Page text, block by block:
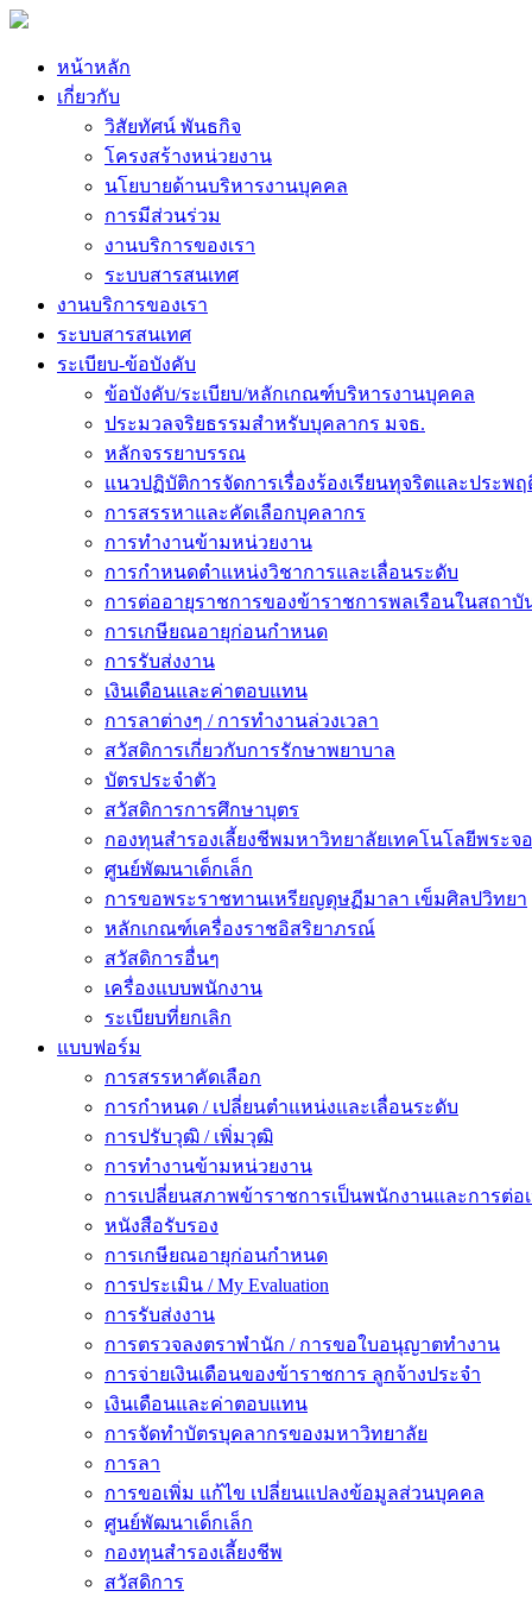
หน้าหลัก
เกี่ยวกับ
วิสัยทัศน์ พันธกิจ
โครงสร้างหน่วยงาน
นโยบายด้านบริหารงานบุคคล
การมีส่วนร่วม
งานบริการของเรา
ระบบสารสนเทศ
งานบริการของเรา
ระบบสารสนเทศ
ระเบียบ-ข้อบังคับ
ข้อบังคับ/ระเบียบ/หลักเกณฑ์บริหารงานบุคคล
ประมวลจริยธรรมสำหรับบุคลากร มจธ.
หลักจรรยาบรรณ
แนวปฏิบัติการจัดการเรื่องร้องเรียนทุจริตและประพ
การสรรหาและคัดเลือกบุคลากร
การทำงานข้ามหน่วยงาน
การกำหนดตำแหน่งวิชาการและเลื่อนระดับ
การต่ออายุราชการของข้าราชการพลเรือนในสถา
การเกษียณอายุก่อนกำหนด
การรับส่งงาน
เงินเดือนและค่าตอบแทน
การลาต่างๆ / การทำงานล่วงเวลา
สวัสดิการเกี่ยวกับการรักษาพยาบาล
บัตรประจำตัว
สวัสดิการการศึกษาบุตร
กองทุนสำรองเลี้ยงชีพมหาวิทยาลัยเทคโนโลยีพระจ
ศูนย์พัฒนาเด็กเล็ก
การขอพระราชทานเหรียญดุษฏีมาลา เข็มศิลปวิทยา
หลักเกณฑ์เครื่องราชอิสริยาภรณ์
สวัสดิการอื่นๆ
เครื่องแบบพนักงาน
ระเบียบที่ยกเลิก
แบบฟอร์ม
การสรรหาคัดเลือก
การกำหนด / เปลี่ยนตำแหน่งและเลื่อนระดับ
การปรับวุฒิ / เพิ่มวุฒิ
การทำงานข้ามหน่วยงาน
การเปลี่ยนสภาพข้าราชการเป็นพนักงานและการต่อ
หนังสือรับรอง
การเกษียณอายุก่อนกำหนด
การประเมิน / My Evaluation
การรับส่งงาน
การตรวจลงตราพำนัก / การขอใบอนุญาตทำงาน
การจ่ายเงินเดือนของข้าราชการ ลูกจ้างประจำ
เงินเดือนและค่าตอบแทน
การจัดทำบัตรบุคลากรของมหาวิทยาลัย
การลา
การขอเพิ่ม แก้ไข เปลี่ยนแปลงข้อมูลส่วนบุคคล
ศูนย์พัฒนาเด็กเล็ก
กองทุนสำรองเลี้ยงชีพ
สวัสดิการ